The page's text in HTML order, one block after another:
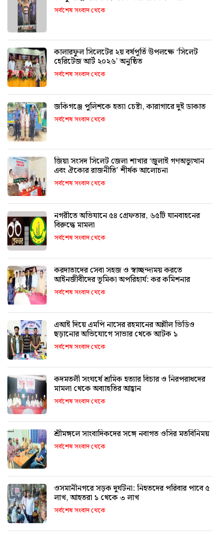
সর্বশেষ সংবাদ থেকে
কালারফুল সিলেটের ২য় বর্ষপূর্তি উপলক্ষে ‘সিলেট
হেরিটেজ আর্ট ২০২৬’ অনুষ্ঠিত
সর্বশেষ সংবাদ থেকে
জকিগঞ্জে পুলিশকে হত্যা চেষ্টা, কারাগারে দুই ডাকাত
সর্বশেষ সংবাদ থেকে
জিয়া সংসদ সিলেট জেলা শাখার ‘জুলাই গণঅভ্যুত্থান
এবং ঐক্যের রাজনীতি’ শীর্ষক আলোচনা
সর্বশেষ সংবাদ থেকে
নগরীতে অভিযানে ৫৪ গ্রেফতার, ৬৫টি যানবাহনের
বিরুদ্ধে মামলা
সর্বশেষ সংবাদ থেকে
করদাতাদের সেবা সহজ ও স্বাচ্ছন্দ্যময় করতে
আইনজীবীদের ভূমিকা অপরিহার্য: কর কমিশনার
সর্বশেষ সংবাদ থেকে
এআই দিয়ে এমপি নাসের রহমানের অশ্লীল ভিডিও
ছড়ানোর অভিযোগে সাভার থেকে আটক ১
সর্বশেষ সংবাদ থেকে
কদমতলী সংঘর্ষে শ্রমিক হত্যার বিচার ও নিরপরাধদের
মামলা থেকে অব্যাহতির আহ্বান
সর্বশেষ সংবাদ থেকে
শ্রীমঙ্গলে সাংবাদিকদের সঙ্গে নবাগত ওসির মতবিনিময়
সর্বশেষ সংবাদ থেকে
ওসমানীনগরে সড়ক দুর্ঘটনা: নিহতদের পরিবার পাবে ৫
লাখ, আহতরা ১ থেকে ৩ লাখ
সর্বশেষ সংবাদ থেকে